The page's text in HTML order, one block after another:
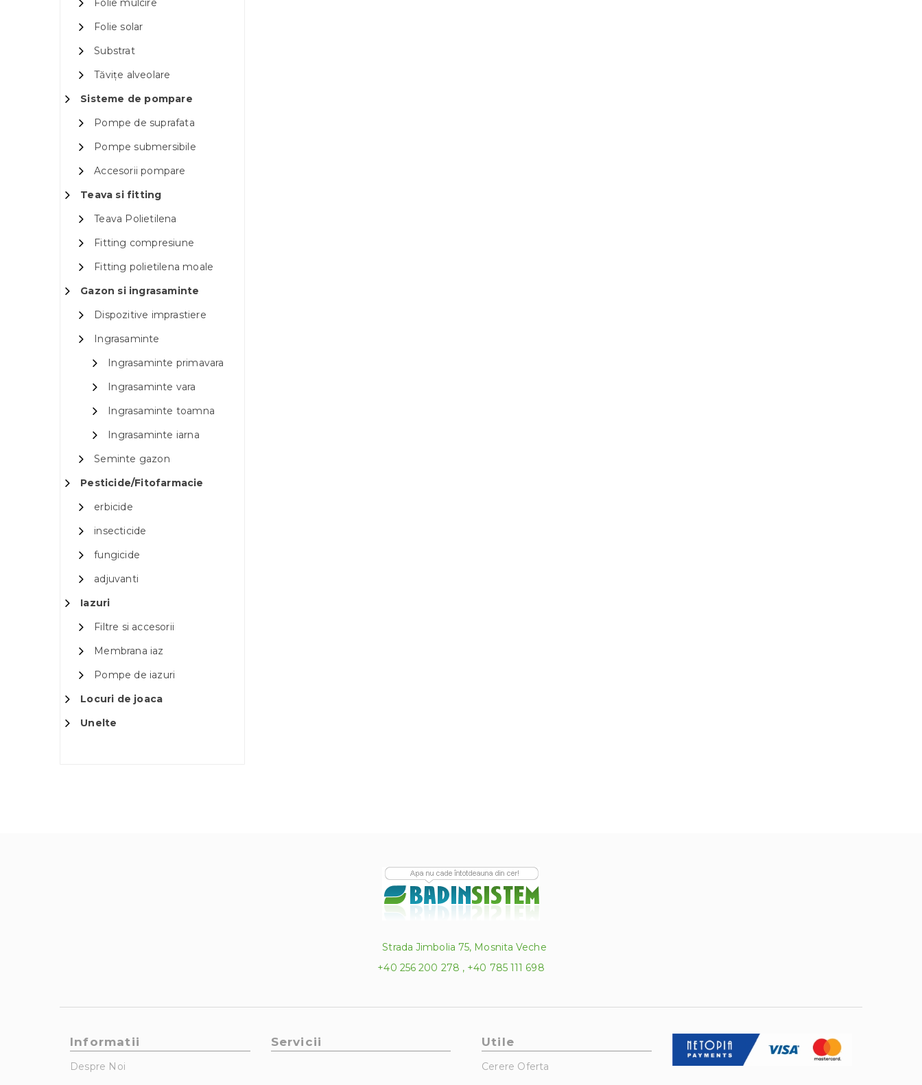
Folie mulcire
Folie solar
Substrat
Tăvițe alveolare
Sisteme de pompare
Pompe de suprafata
Pompe submersibile
Accesorii pompare
Teava si fitting
Teava Polietilena
Fitting compresiune
Fitting polietilena moale
Gazon si ingrasaminte
Dispozitive imprastiere
Ingrasaminte
Ingrasaminte primavara
Ingrasaminte vara
Ingrasaminte toamna
Ingrasaminte iarna
Seminte gazon
Pesticide/Fitofarmacie
erbicide
insecticide
fungicide
adjuvanti
Iazuri
Filtre si accesorii
Membrana iaz
Pompe de iazuri
Locuri de joaca
Unelte
Strada Jimbolia 75, Mosnita Veche
+40 256 200 278 , +40 785 111 698
Informatii
Despre Noi
Servicii Utile
Cerere Oferta